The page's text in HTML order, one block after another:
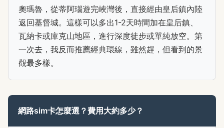
奧瑪魯，從蒂阿瑙遊完峽灣後，直接經由皇后鎮內陸
返回基督城。這樣可以多出1-2天時間加在皇后鎮、
瓦納卡或庫克山地區，進行深度徒步或單純放空。第
一次去，我反而推薦經典環線，雖然趕，但看到的景
觀最多樣。
網路sim卡怎麼選？費用大約多少？